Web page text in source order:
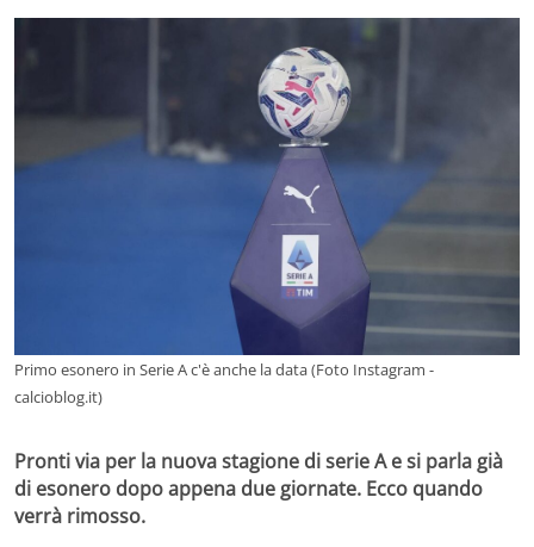
Primo esonero in Serie A c'è anche la data (Foto Instagram -
calcioblog.it)
Pronti via per la nuova stagione di serie A e si parla già
di esonero dopo appena due giornate. Ecco quando
verrà rimosso.